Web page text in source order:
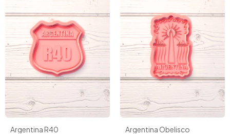
Argentina R40 Argentina Obelisco